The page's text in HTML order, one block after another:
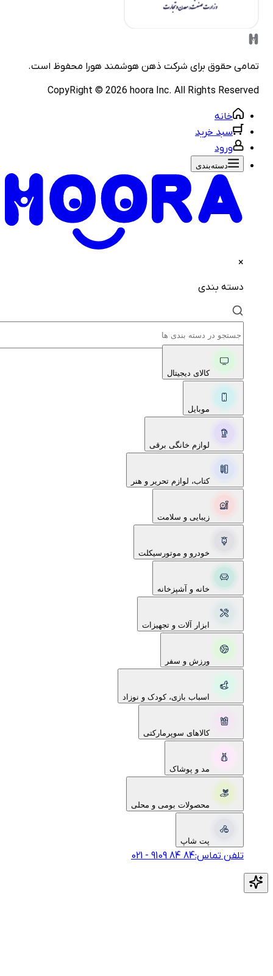
حقوق برای شرکتذهن هوشمند هورامحفوظ است.
CopyRight ©2026hoora Inc. All Rights
خانه
سبد خرید
ورود
دسته‌بندی‌
دسته بندی
کالای دیجیتال
موبایل
لوازم خانگی برقی
کتاب، لوازم تحریر و هنر
زیبایی و سلامت
خودرو و موتورسیکلت
خانه و آشپزخانه
ابزار آلات و تجهیزات
ورزش و سفر
اسباب بازی، کودک و نوزاد
کالاهای سوپرمارکتی
مد و پوشاک
محصولات بومی و محلی
پت شاپ
تلفن تماس: 021-‎9109‎ ‎84‎ ‎84‎